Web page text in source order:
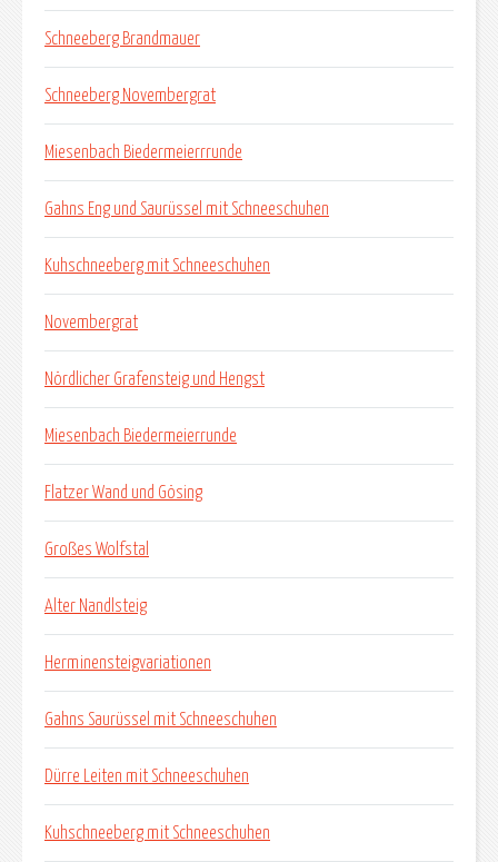
Schneeberg Brandmauer
Schneeberg Novembergrat
Miesenbach Biedermeierrrunde
Gahns Eng und Saurüssel mit Schneeschuhen
Kuhschneeberg mit Schneeschuhen
Novembergrat
Nördlicher Grafensteig und Hengst
Miesenbach Biedermeierrunde
Flatzer Wand und Gösing
Großes Wolfstal
Alter Nandlsteig
Herminensteigvariationen
Gahns Saurüssel mit Schneeschuhen
Dürre Leiten mit Schneeschuhen
Kuhschneeberg mit Schneeschuhen